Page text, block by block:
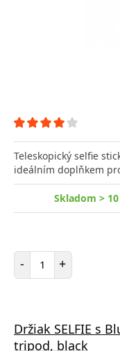
Teleskopický selfie
ideálním doplňkem
Skladom >
- Počet položiek
+
Držiak SELFIE s
tripod, black